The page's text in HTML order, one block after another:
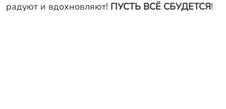
Калькулятор ЖБ свай
радуют и вдохновляют! ПУСТЬ ВСЁ СБУДЕТСЯ!